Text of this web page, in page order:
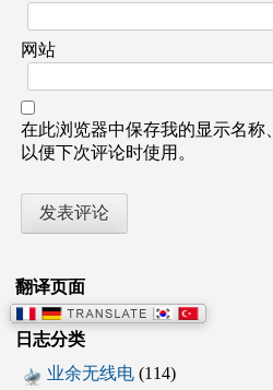
网站
在此浏览器中保存我的显示名称
以便下次评论时使用。
翻译页面
日志分类
业余无线电(114)